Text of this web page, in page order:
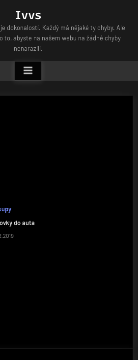
Ivvs
dokonalostí. Každý má nějaké ty chyby. Ale
to, abyste na našem webu na žádné chyby
nenarazili.
do auta